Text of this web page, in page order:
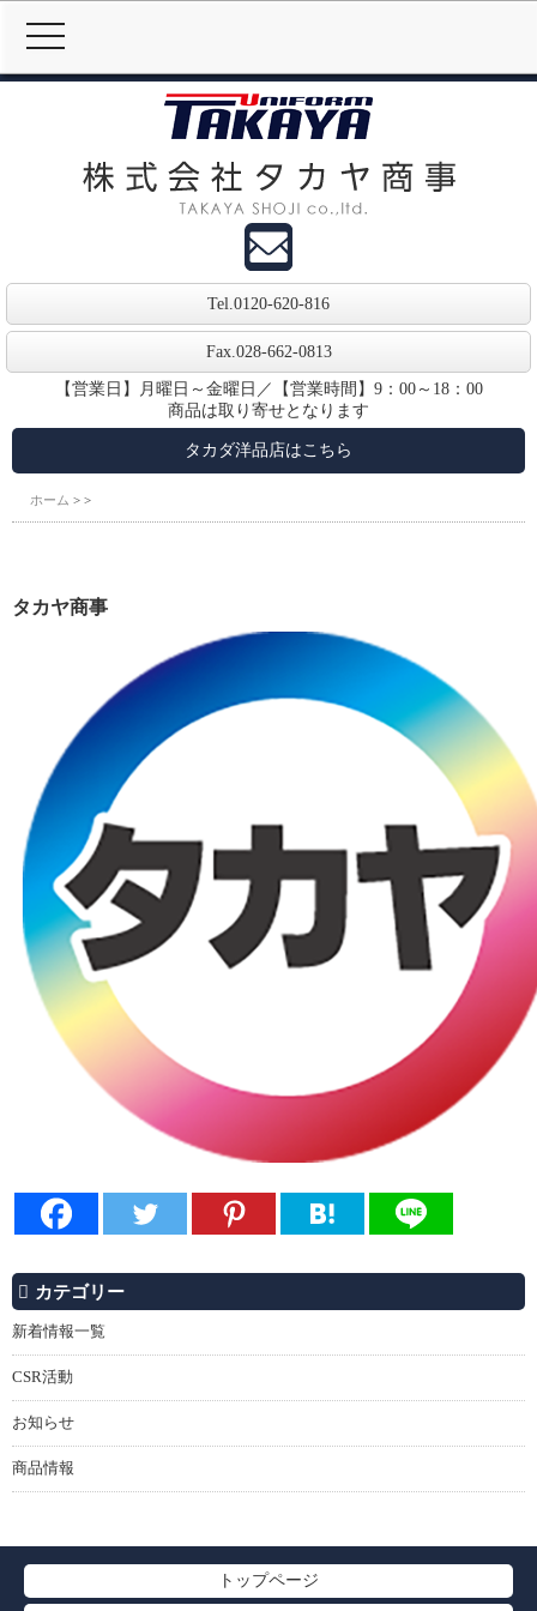
Tel.0120-620-816
Fax.028-662-0813
【営業日】月曜日～金曜日／【営業時間】9：00～18：00
商品は取り寄せとなります
タカダ洋品店はこちら
MENU
ホーム > >
タカヤ商事
カテゴリー
新着情報一覧
CSR活動
お知らせ
商品情報
トップページ